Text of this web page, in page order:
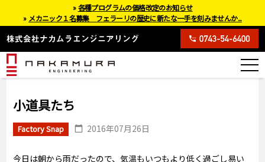
小道具たち
Factory Snap 2016年07月26日
今日は朝から雨だったので、気温もいつもより低く過ごし易い
»各種プログラムの価格改定のお知らせ
» メカニック１名募集 フェラーリの歴史に新たな一手を刻みませんか...